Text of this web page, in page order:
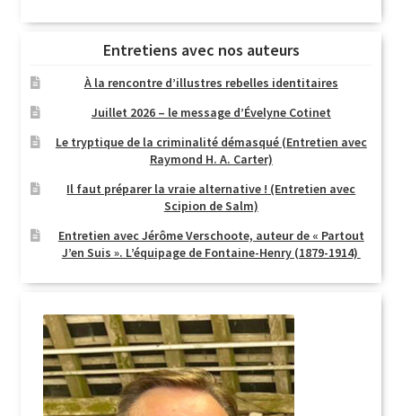
Entretiens avec nos auteurs
À la rencontre d’illustres rebelles identitaires
Juillet 2026 – le message d’Évelyne Cotinet
Le tryptique de la criminalité démasqué (Entretien avec
Raymond H. A. Carter)
Il faut préparer la vraie alternative ! (Entretien avec
Scipion de Salm)
Entretien avec Jérôme Verschoote, auteur de « Partout
J’en Suis ». L’équipage de Fontaine-Henry (1879-1914)